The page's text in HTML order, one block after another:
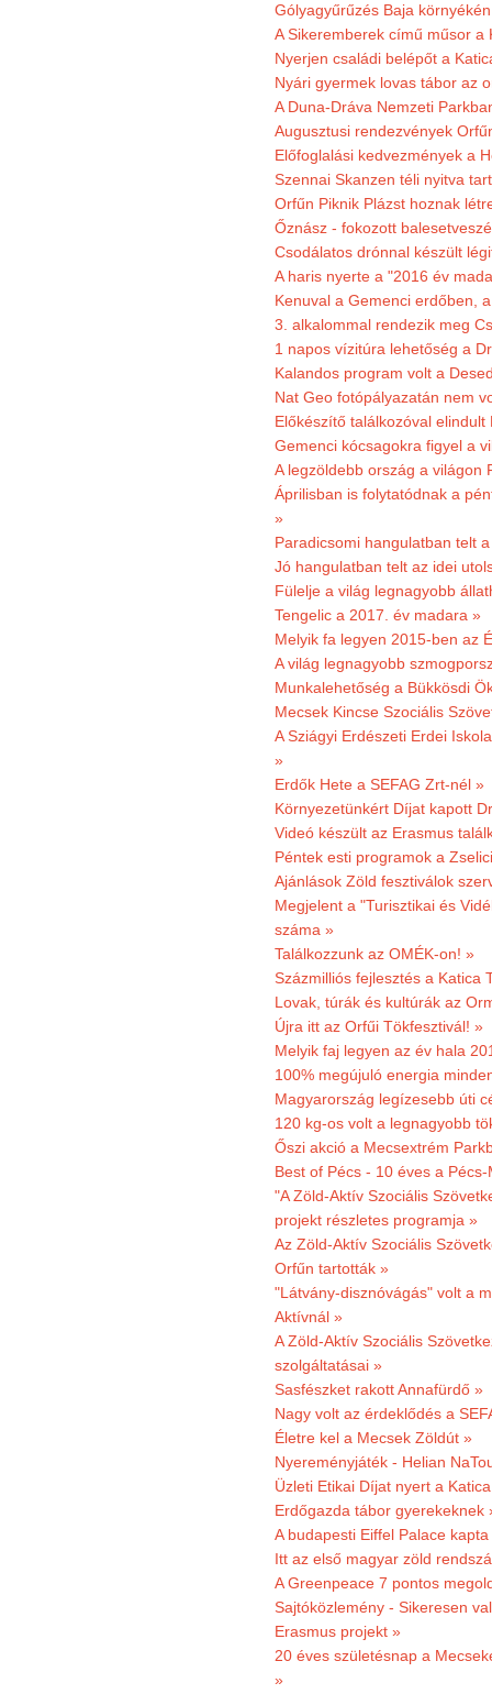
Gólyagyűrűzés Baja
A Sikeremberek című műsor a
Nyerjen családi belépőt a
Nyári gyermek lovas tábor az
A Duna-Dráva Nemzeti
Augusztusi rendezvények
Előfoglalási kedvezmények a
Szennai Skanzen téli nyitva
Orfűn Piknik Plázst hoznak
Őznász - fokozott
Csodálatos drónnal készült
A haris nyerte a "2016 év
Kenuval a Gemenci erdőben,
3. alkalommal rendezik meg
1 napos vízitúra lehetőség a
Kalandos program volt a
Nat Geo fotópályazatán nem
Előkészítő találkozóval
Gemenci kócsagokra figyel a
A legzöldebb ország a világon
Áprilisban is folytatódnak a
»
Paradicsomi hangulatban telt
Jó hangulatban telt az idei
Fülelje a világ legnagyobb
Tengelic a 2017. év madara »
Melyik fa legyen 2015-ben az
A világ legnagyobb
Munkalehetőség a Bükkösdi
Mecsek Kincse Szociális
A Sziágyi Erdészeti Erdei
»
Erdők Hete a SEFAG Zrt-nél »
Környezetünkért Díjat kapott
Videó készült az Erasmus
Péntek esti programok a
Ajánlások Zöld fesztiválok
Megjelent a "Turisztikai és
száma »
Találkozzunk az OMÉK-on! »
Százmilliós fejlesztés a Katica
Lovak, túrák és kultúrák az
Újra itt az Orfűi Tökfesztivál! »
Melyik faj legyen az év hala
100% megújuló energia
Magyarország legízesebb úti
120 kg-os volt a legnagyobb
Őszi akció a Mecsextrém
Best of Pécs - 10 éves a
"A Zöld-Aktív Szociális
projekt részletes programja »
Az Zöld-Aktív Szociális
Orfűn tartották »
"Látvány-disznóvágás" volt a
Aktívnál »
A Zöld-Aktív Szociális
szolgáltatásai »
Sasfészket rakott Annafürdő »
Nagy volt az érdeklődés a
Életre kel a Mecsek Zöldút »
Nyereményjáték - Helian
Üzleti Etikai Díjat nyert a
Erdőgazda tábor gyerekeknek
A budapesti Eiffel Palace
Itt az első magyar zöld
A Greenpeace 7 pontos
Sajtóközlemény - Sikeresen
Erasmus projekt »
20 éves születésnap a
»